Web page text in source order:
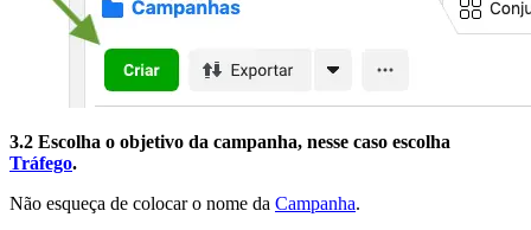
3.2 Escolha o objetivo da campanha, nesse caso escolha
Tráfego.
Não esqueça de colocar o nome da Campanha.